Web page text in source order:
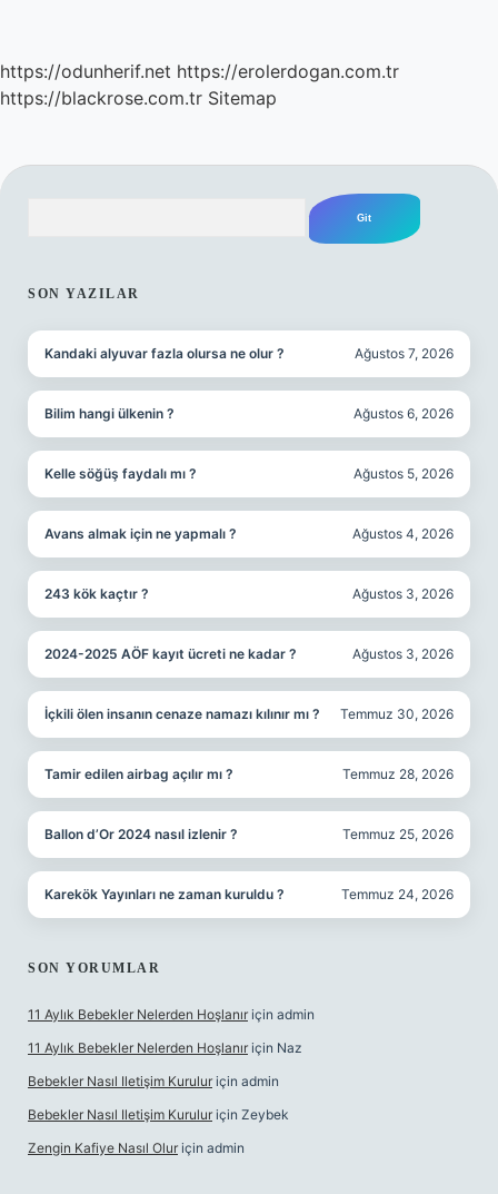
https://odunherif.net https://erolerdogan.com.tr
https://blackrose.com.tr Sitemap
SON YAZILAR
Kandaki alyuvar fazla olursa ne olur ? Ağustos 7, 2026
Bilim hangi ülkenin ? Ağustos 6, 2026
Kelle söğüş faydalı mı ? Ağustos 5, 2026
Avans almak için ne yapmalı ? Ağustos 4, 2026
243 kök kaçtır ? Ağustos 3, 2026
2024-2025 AÖF kayıt ücreti ne kadar ? Ağustos 3, 2026
İçkili ölen insanın cenaze namazı kılınır mı ? Temmuz 30, 2026
Tamir edilen airbag açılır mı ? Temmuz 28, 2026
Ballon d’Or 2024 nasıl izlenir ? Temmuz 25, 2026
Karekök Yayınları ne zaman kuruldu ? Temmuz 24, 2026
SON YORUMLAR
11 Aylık Bebekler Nelerden Hoşlanır için admin
11 Aylık Bebekler Nelerden Hoşlanır için Naz
Bebekler Nasıl Iletişim Kurulur için admin
Bebekler Nasıl Iletişim Kurulur için Zeybek
Zengin Kafiye Nasıl Olur için admin